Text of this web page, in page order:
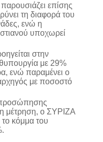
επίσης
τη διαφορά του
ενώ η
υποχωρεί
στην
με 29%
ενώ παραμένει ο
με ποσοστό
μέτρηση, ο ΣΥΡΙΖΑ
κόμμα του